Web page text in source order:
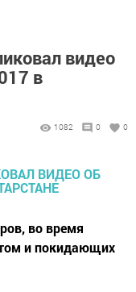
видео
в
1082 0 0
во время
и покидающих